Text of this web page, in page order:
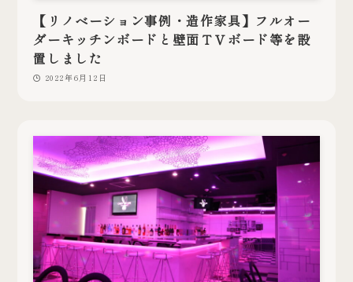
【リノベーション事例・造作家具】フルオー
ダーキッチンボードと壁面ＴＶボード等を設
置しました
2022年6月12日